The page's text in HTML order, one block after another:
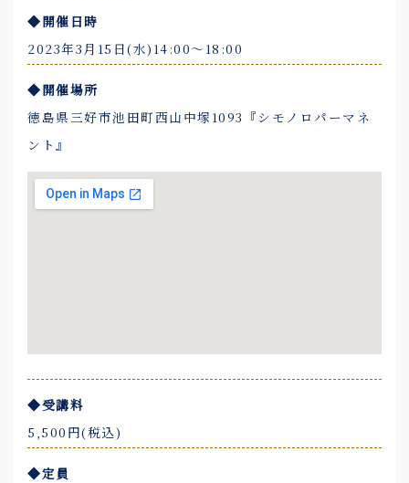
◆開催日時
2023年3月15日(水)14:00〜18:00
◆開催場所
徳島県三好市池田町西山中塚1093『シモノロパーマネ
ント』
◆受講料
5,500円(税込)
◆定員